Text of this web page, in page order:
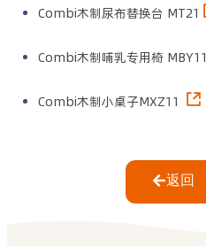
Combi木制尿布替换台 MT21
Combi木制哺乳专用椅 MBY11
Combi木制小桌子MXZ11
返回